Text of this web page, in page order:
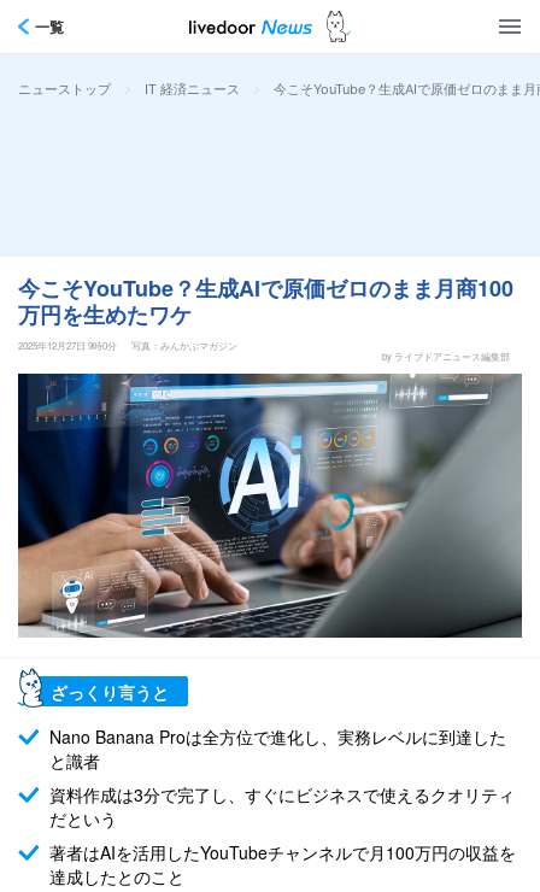
一覧
ニューストップ > IT 経済ニュース > 今こそYouTube？生成AIで原価ゼロのまま
今こそYouTube？生成AIで原価ゼロのまま月商100
万円を生めたワケ
2025年12月27日 9時0分
写真：みんかぶマガジン
by ライブドアニュース編集部
ざっくり言うと
Nano Banana Proは全方位で進化し、実務レベルに到達した
と識者
資料作成は3分で完了し、すぐにビジネスで使えるクオリティ
だという
著者はAIを活用したYouTubeチャンネルで月100万円の収益を
達成したとのこと